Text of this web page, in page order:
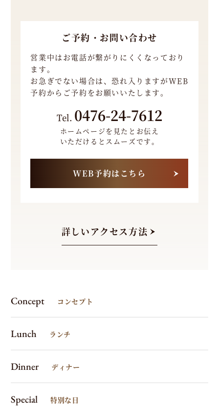
ご予約・お問い合わせ
営業中はお電話が繋がりにくくなっており
ます。
お急ぎでない場合は、恐れ入りますがWEB
予約からご予約をお願いいたします。
Tel. 0476-24-7612
ホームページを見たとお伝え
いただけるとスムーズです。
WEB予約はこちら
詳しいアクセス方法
Concept コンセプト
Lunch ランチ
Dinner ディナー
Special 特別な日